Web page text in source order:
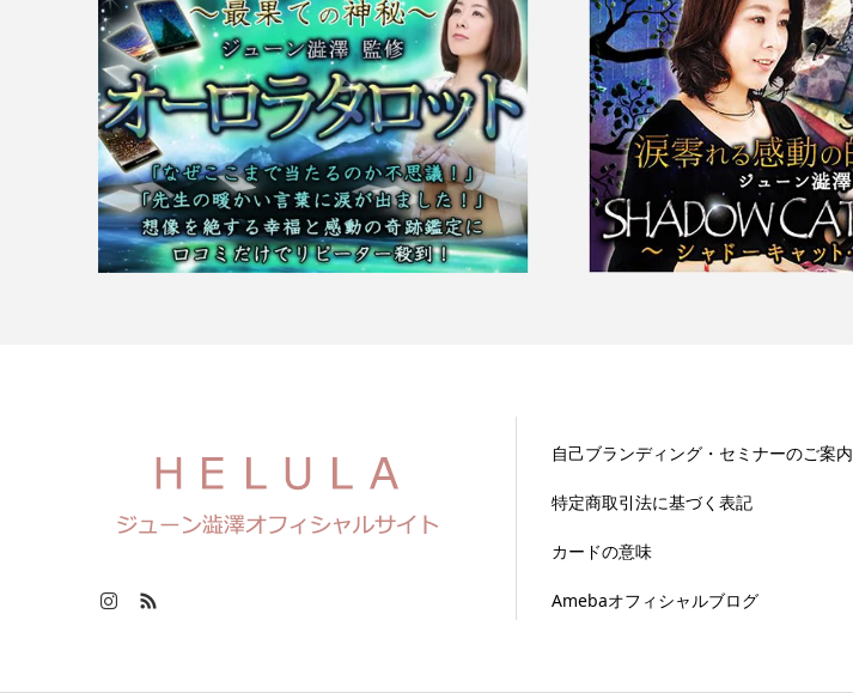
自己ブランディング・セミナーのご案内
特定商取引法に基づく表記
カードの意味
Amebaオフィシャルブログ